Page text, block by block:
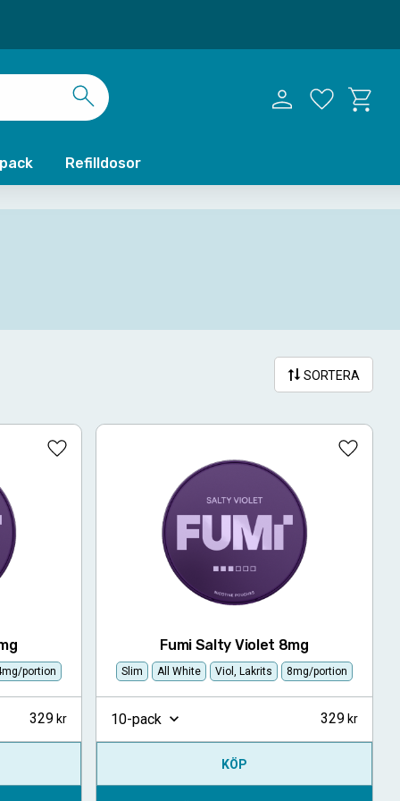
Refilldosor
Favoriter
SORTERA
portion
Lägg till i favoriter
329
Fumi Salty Violet 8mg
Slim All White Viol, Lakrits 8mg/portion
Lägg
10-pack 329
KÖP